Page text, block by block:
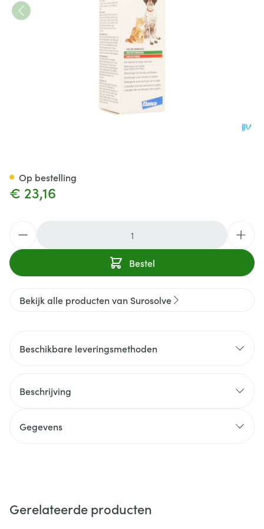
€ 23,16
Bestel
Op bestelling
Bekijk alle producten van Surosolve
Beschikbare leveringsmethoden
Beschrijving
Gegevens
Gerelateerde producten